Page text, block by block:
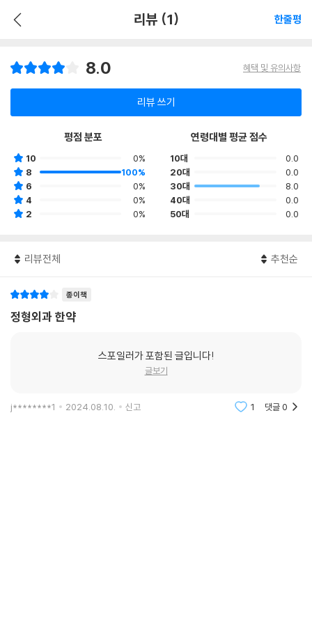
리뷰 (1) 한줄평
8.0 혜택 및 유의사항
리뷰 쓰기
평점 분포
10
0%
8
100%
6
0%
4
0%
2
0%
연령대별 평균 점수
10대
0.0
20대
0.0
30대
8.0
40대
0.0
50대
0.0
리뷰전체 추천순
종이책
정형외과 한약
스포일러가 포함된 글입니다!
글보기
j********1 2024.08.10. 신고 1 댓글0